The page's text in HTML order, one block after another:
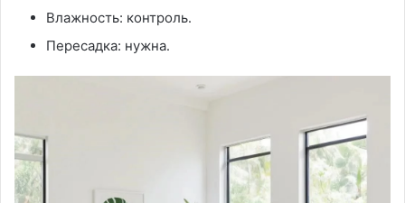
Влажность: контроль․
Пересадка: нужна․